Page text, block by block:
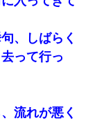
、しばらく
って行っ
流れが悪く